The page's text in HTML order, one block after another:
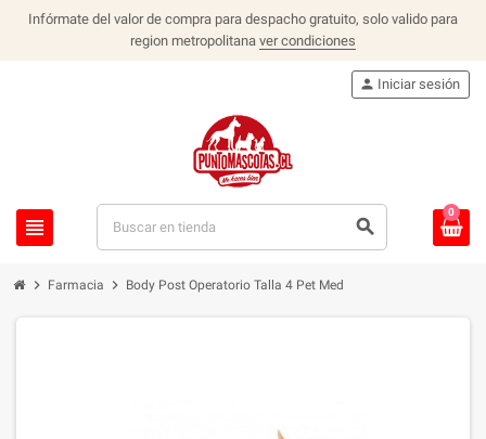
Infórmate del valor de compra para despacho gratuito, solo valido para
region metropolitana ver condiciones
view_headline search
person Iniciar sesión
0
chevron_right Farmacia chevron_right Body Post Operatorio Talla 4 Pet Med